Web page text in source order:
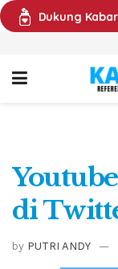
Dukung
di
by PUTRI ANDY